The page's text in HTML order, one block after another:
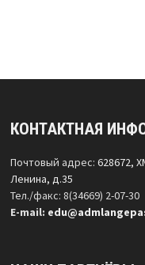
КОНТАКТНАЯ
Почтовый адрес: 628672,
Ленина, д.35
Тел./факс: 8(34669) 2-07-30
Е-mail: